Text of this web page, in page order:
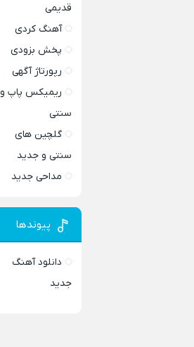
قدیمی
آهنگ کردی
پخش بزودی
رپورتاژ آگهی
ریمیکس پاپ و
سنتی
گلچین های
سنتی و جدید
مداحی جدید
پیوندها
دانلود آهنگ
جدید